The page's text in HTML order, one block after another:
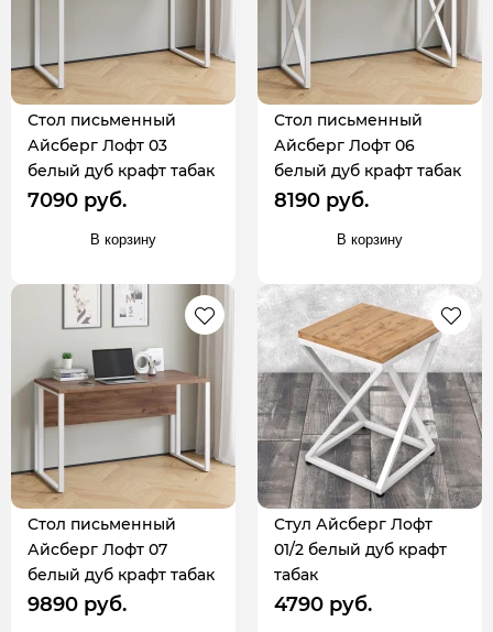
Стол письменный
Айсберг Лофт 03
белый дуб крафт табак
7090 руб.
В корзину
Стол письменный
Айсберг Лофт 06
белый дуб крафт табак
8190 руб.
В корзину
Стол письменный
Айсберг Лофт 07
белый дуб крафт табак
9890 руб.
Стул Айсберг Лофт
01/2 белый дуб крафт
табак
4790 руб.